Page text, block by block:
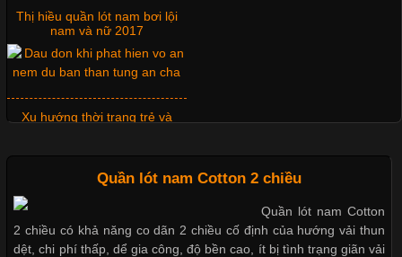
nhờ tính tiện dụng, dễ phối đồ và phù hợp với nhiều đối tượng.
Bên cạnh chất liệu và kiểu dáng, phần cổ áo cũng là yếu tố
quan trọng tạo nên phong cách riêng cho từng sản phẩm. Mỗi
loại cổ áo sẽ mang đến một vẻ đẹp khác
Chuộng Hiện Nay
Cập nhật 2026-06-01 14:23:34
Thị hiều quần lót nam bơi lội
nam và nữ 2017
Xu hướng thời trang trẻ và
đúng cách
Quần lót nam Cotton 2 chiều
Quần lót nam Cotton
2 chiều có khả năng co dãn 2 chiều cố định của hướng vải thun
dệt, chi phí thấp, dể gia công, độ bền cao, ít bị tình trạng giãn vải